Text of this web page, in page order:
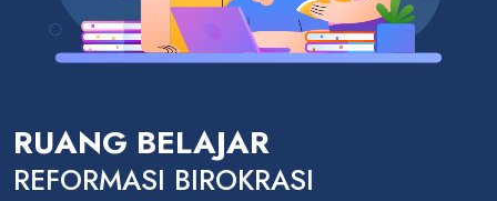
RUANG BELAJAR
REFORMASI BIROKRASI